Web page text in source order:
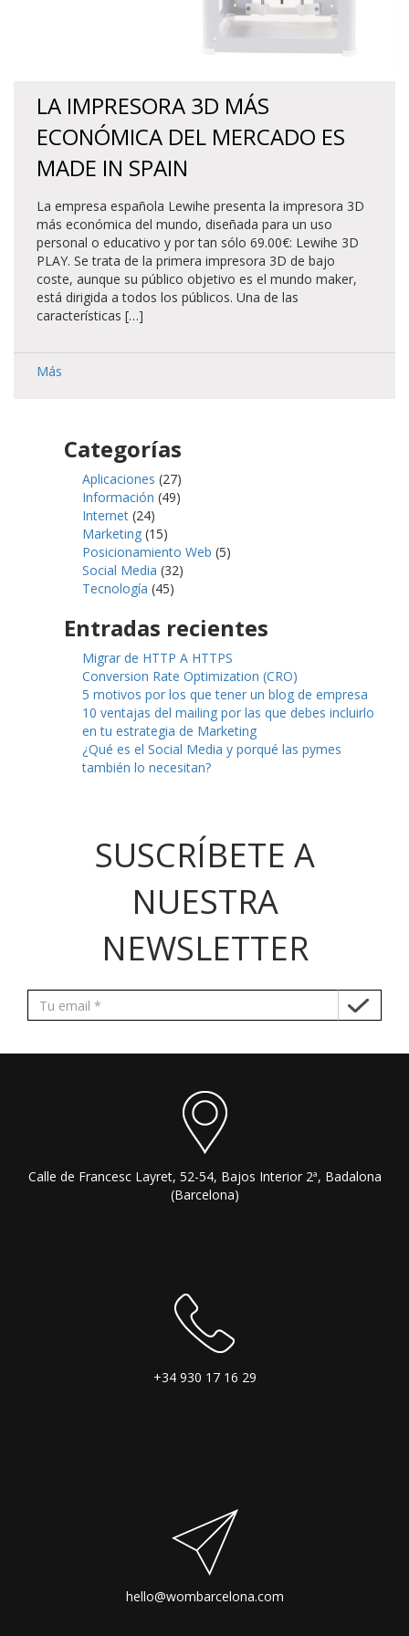
LA IMPRESORA 3D MÁS
ECONÓMICA DEL MERCADO ES
MADE IN SPAIN
La empresa española Lewihe presenta la impresora 3D
más económica del mundo, diseñada para un uso
personal o educativo y por tan sólo 69.00€: Lewihe 3D
PLAY. Se trata de la primera impresora 3D de bajo
coste, aunque su público objetivo es el mundo maker,
está dirigida a todos los públicos. Una de las
características […]
Más
Categorías
Aplicaciones (27)
Información (49)
Internet (24)
Marketing (15)
Posicionamiento Web (5)
Social Media (32)
Tecnología (45)
Entradas recientes
Migrar de HTTP A HTTPS
Conversion Rate Optimization (CRO)
5 motivos por los que tener un blog de empresa
10 ventajas del mailing por las que debes incluirlo
en tu estrategia de Marketing
¿Qué es el Social Media y porqué las pymes
también lo necesitan?
SUSCRÍBETE A
NUESTRA
NEWSLETTER
Calle de Francesc Layret, 52-54, Bajos Interior 2ª, Badalona
(Barcelona)
+34 930 17 16 29
hello@wombarcelona.com